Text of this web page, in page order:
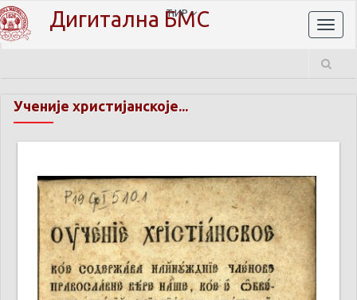
Дигитална БМС
ЋИР
Ученије христијанскоје...